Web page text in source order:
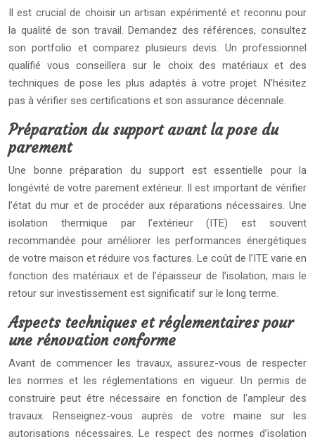
Il est crucial de choisir un artisan expérimenté et reconnu pour
la qualité de son travail. Demandez des références, consultez
son portfolio et comparez plusieurs devis. Un professionnel
qualifié vous conseillera sur le choix des matériaux et des
techniques de pose les plus adaptés à votre projet. N’hésitez
pas à vérifier ses certifications et son assurance décennale.
Préparation du support avant la pose du
parement
Une bonne préparation du support est essentielle pour la
longévité de votre parement extérieur. Il est important de vérifier
l’état du mur et de procéder aux réparations nécessaires. Une
isolation thermique par l’extérieur (ITE) est souvent
recommandée pour améliorer les performances énergétiques
de votre maison et réduire vos factures. Le coût de l’ITE varie en
fonction des matériaux et de l’épaisseur de l’isolation, mais le
retour sur investissement est significatif sur le long terme.
Aspects techniques et réglementaires pour
une rénovation conforme
Avant de commencer les travaux, assurez-vous de respecter
les normes et les réglementations en vigueur. Un permis de
construire peut être nécessaire en fonction de l’ampleur des
travaux. Renseignez-vous auprès de votre mairie sur les
autorisations nécessaires. Le respect des normes d’isolation